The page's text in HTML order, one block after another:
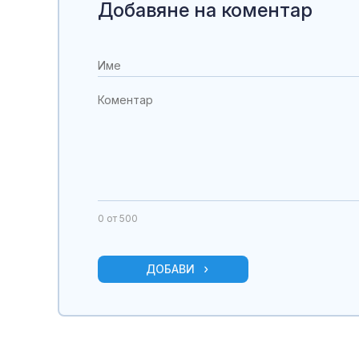
Добавяне на коментар
0 от 500
ДОБАВИ